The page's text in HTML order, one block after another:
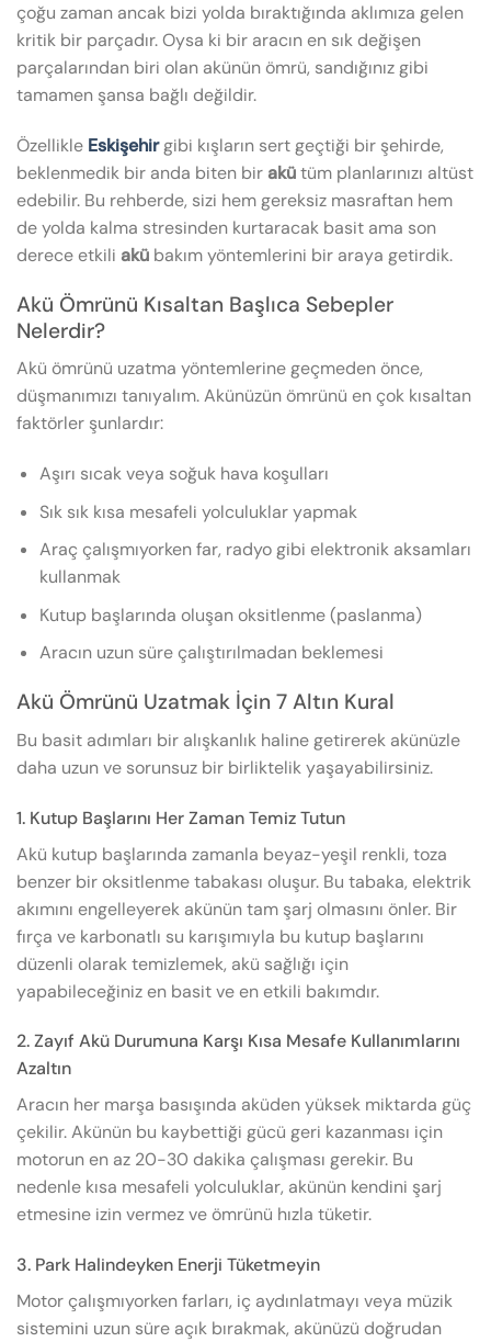
çoğu zaman ancak bizi yolda bıraktığında aklımıza gelen
kritik bir parçadır. Oysa ki bir aracın en sık değişen
parçalarından biri olan akünün ömrü, sandığınız gibi
tamamen şansa bağlı değildir.
Özellikle Eskişehirgibi kışların sert geçtiği bir şehirde,
beklenmedik bir anda biten bir akütüm planlarınızı altüst
edebilir. Bu rehberde, sizi hem gereksiz masraftan hem
de yolda kalma stresinden kurtaracak basit ama son
derece etkili akü bakım yöntemlerini bir araya getirdik.
Akü Ömrünü Kısaltan Başlıca Sebepler
Nelerdir?
Akü ömrünü uzatma yöntemlerine geçmeden önce,
düşmanımızı tanıyalım. Akünüzün ömrünü en çok kısaltan
faktörler şunlardır:
Aşırı sıcak veya soğuk hava koşulları
Sık sık kısa mesafeli yolculuklar yapmak
Araç çalışmıyorken far, radyo gibi elektronik aksamları
kullanmak
Kutup başlarında oluşan oksitlenme (paslanma)
Aracın uzun süre çalıştırılmadan beklemesi
Akü Ömrünü Uzatmak İçin 7 Altın Kural
Bu basit adımları bir alışkanlık haline getirerek akünüzle
daha uzun ve sorunsuz bir birliktelik yaşayabilirsiniz.
1. Kutup Başlarını Her Zaman Temiz Tutun
Akü kutup başlarında zamanla beyaz-yeşil renkli, toza
benzer bir oksitlenme tabakası oluşur. Bu tabaka, elektrik
akımını engelleyerek akünün tam şarj olmasını önler. Bir
fırça ve karbonatlı su karışımıyla bu kutup başlarını
düzenli olarak temizlemek, akü sağlığı için
yapabileceğiniz en basit ve en etkili bakımdır.
2. Zayıf Akü Durumuna Karşı Kısa Mesafe Kullanımlarını
Azaltın
Aracın her marşa basışında aküden yüksek miktarda güç
çekilir. Akünün bu kaybettiği gücü geri kazanması için
motorun en az 20-30 dakika çalışması gerekir. Bu
nedenle kısa mesafeli yolculuklar, akünün kendini şarj
etmesine izin vermez ve ömrünü hızla tüketir.
3. Park Halindeyken Enerji Tüketmeyin
Motor çalışmıyorken farları, iç aydınlatmayı veya müzik
sistemini uzun süre açık bırakmak, akünüzü doğrudan